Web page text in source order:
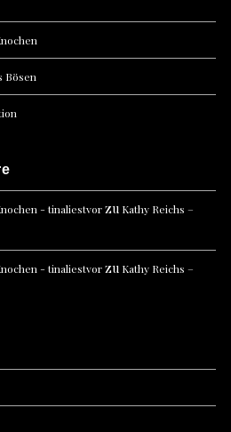
Bösen
- tinaliestvorzu Kathy Reichs –
- tinaliestvorzu Kathy Reichs –